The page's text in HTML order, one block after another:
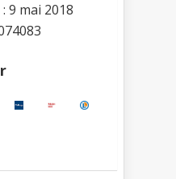
: 9 mai 2018